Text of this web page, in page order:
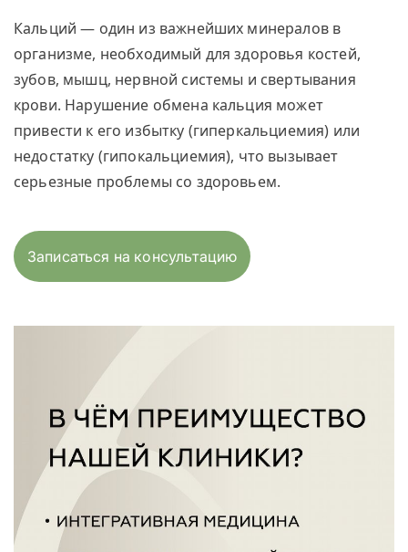
Кальций — один из важнейших минералов в
организме, необходимый для здоровья костей,
зубов, мышц, нервной системы и свертывания
крови. Нарушение обмена кальция может
привести к его избытку (гиперкальциемия) или
недостатку (гипокальциемия), что вызывает
серьезные проблемы со здоровьем.
Записаться на консультацию